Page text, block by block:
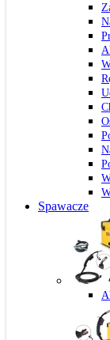
Spawacze